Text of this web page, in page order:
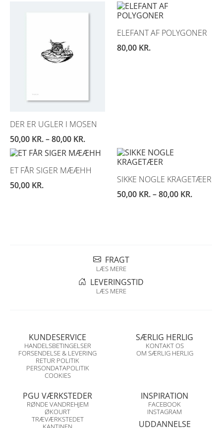
DER ER UGLER I MOSEN
50,00 KR.–80,00 KR.
ELEFANT AF POLYGONER
80,00 KR.
ET FÅR SIGER MÆÆHH
50,00 KR.
SIKKE NOGLE KRAGETÆER
50,00 KR.–80,00 KR.
FRAGT
LÆS MERE
LEVERINGSTID
LÆS MERE
KUNDESERVICE
HANDELSBETINGELSER
FORSENDELSE & LEVERING
RETUR POLITIK
PERSONDATAPOLITIK
COOKIES
SÆRLIG HERLIG
KONTAKT OS
OM SÆRLIG HERLIG
PGU VÆRKSTEDER
RØNDE VANDREHJEM
ØKOURT
TRÆVÆRKSTEDET
INSPIRATION
FACEBOOK
INSTAGRAM
UDDANNELSE